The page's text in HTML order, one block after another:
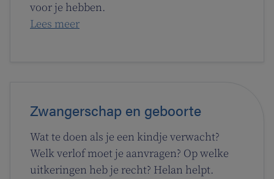
voor je hebben.
Lees meer
Zwangerschap en geboorte
Wat te doen als je een kindje verwacht?
Welk verlof moet je aanvragen? Op welke
uitkeringen heb je recht? Helan helpt.